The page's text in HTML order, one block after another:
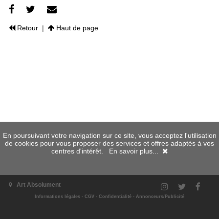
Retour| Haut de page
Art Absolument
Informations légales - CGV - Confidentialité - Annonceurs/Publicité
En poursuivant votre navigation sur ce site, vous acceptez l'utilisation
de cookies pour vous proposer des services et offres adaptés à vos
centres d'intérêt. En savoir plus...